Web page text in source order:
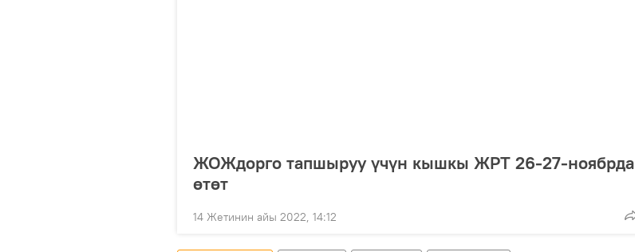
ЖОЖдорго тапшыруу үчүн кышкы ЖРТ 26-27-ноябрда
өтөт
14 Жетинин айы 2022, 14:12